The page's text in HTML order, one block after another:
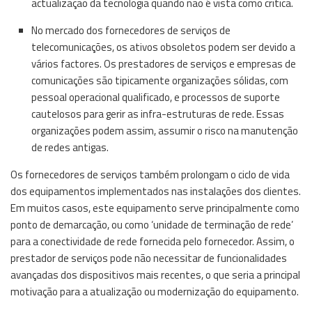
actualização da tecnologia quando não é vista como critica.
No mercado dos fornecedores de serviços de
telecomunicações, os ativos obsoletos podem ser devido a
vários factores. Os prestadores de serviços e empresas de
comunicações são tipicamente organizações sólidas, com
pessoal operacional qualificado, e processos de suporte
cautelosos para gerir as infra-estruturas de rede. Essas
organizações podem assim, assumir o risco na manutenção
de redes antigas.
Os fornecedores de serviços também prolongam o ciclo de vida
dos equipamentos implementados nas instalações dos clientes.
Em muitos casos, este equipamento serve principalmente como
ponto de demarcação, ou como ‘unidade de terminação de rede’
para a conectividade de rede fornecida pelo fornecedor. Assim, o
prestador de serviços pode não necessitar de funcionalidades
avançadas dos dispositivos mais recentes, o que seria a principal
motivação para a atualização ou modernização do equipamento.